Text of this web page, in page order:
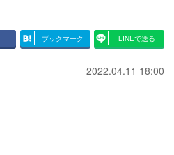
ブックマーク LINEで送る
2022.04.11 18:00